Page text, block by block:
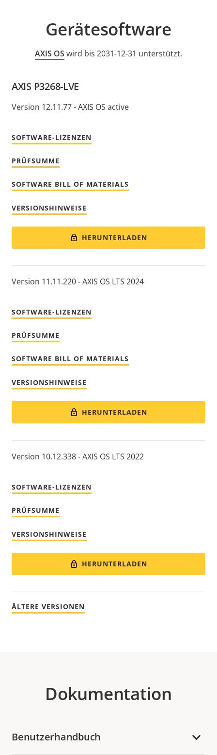
Gerätesoftware
AXIS OS wird bis 2031-12-31 unterstützt.
AXIS P3268-LVE
Version 12.11.77 - AXIS OS active
SOFTWARE-LIZENZEN
PRÜFSUMME
SOFTWARE BILL OF MATERIALS
VERSIONSHINWEISE
HERUNTERLADEN
Version 11.11.220 - AXIS OS LTS 2024
SOFTWARE-LIZENZEN
PRÜFSUMME
SOFTWARE BILL OF MATERIALS
VERSIONSHINWEISE
HERUNTERLADEN
Version 10.12.338 - AXIS OS LTS 2022
SOFTWARE-LIZENZEN
PRÜFSUMME
VERSIONSHINWEISE
HERUNTERLADEN
ÄLTERE VERSIONEN
Dokumentation
Benutzerhandbuch